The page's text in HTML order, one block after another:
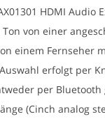
HDMI Audio
von einer
einem Fernseher
erfolgt per
per Bluetooth
(Cinch analog